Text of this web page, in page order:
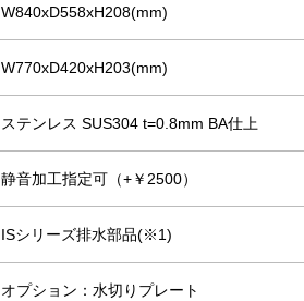
W840xD558xH208(mm)
W770xD420xH203(mm)
ステンレス SUS304 t=0.8mm BA仕上
静音加工指定可（+￥2500）
ISシリーズ排水部品(※1)
オプション：水切りプレート